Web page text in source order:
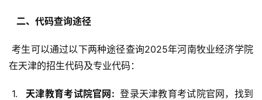
  二、代码查询途径
考生可以通过以下两种途径查询2025年河南牧业经济学院
在天津的招生代码及专业代码：
1.
  天津教育考试院官网:
登录天津教育考试院官网，找到